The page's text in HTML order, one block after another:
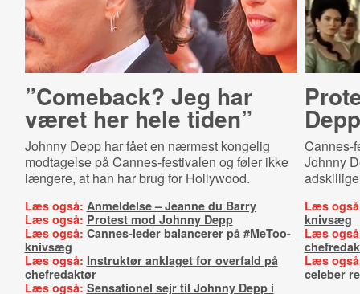
”Comeback? Jeg har
været her hele tiden”
Johnny Depp har fået en nærmest kongelig
modtagelse på Cannes-festivalen og føler ikke
længere, at han har brug for Hollywood.
Læs også: Anmeldelse – Jeanne du Barry
Læs også: Protest mod Johnny Depp
Læs også: Cannes-leder balancerer på #MeToo-
knivsæg
Læs også: Instruktør anklaget for overfald på
chefredaktør
Læs også: Sensationel sejr til Johnny Depp i
Depp
Cannes-
Johnny
Læs
knivsæg
Læs
Læs
celeber